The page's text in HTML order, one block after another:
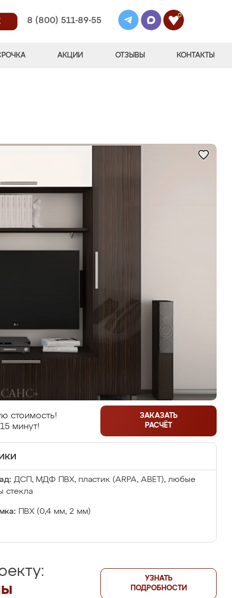
8 (800) 511-89-55
0
АКЦИИ ОТЗЫВЫ КОНТАКТЫ
стоимость!
минут!
ЗАКАЗАТЬ
РАСЧЁТ
ДСП, МДФ ПВХ, пластик (ARPA, ABET), любые
стекла
ПВХ (0,4 мм, 2 мм)
УЗНАТЬ
ПОДРОБНОСТИ